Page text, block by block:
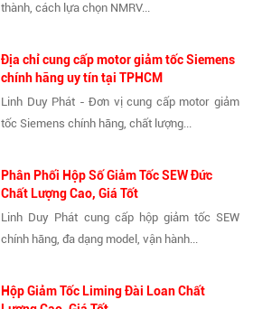
thành, cách lựa chọn NMRV...
Địa chỉ cung cấp motor giảm tốc Siemens
chính hãng uy tín tại TPHCM
Linh Duy Phát - Đơn vị cung cấp motor giảm
tốc Siemens chính hãng, chất lượng...
Phân Phối Hộp Số Giảm Tốc SEW Đức
Chất Lượng Cao, Giá Tốt
Linh Duy Phát cung cấp hộp giảm tốc SEW
chính hãng, đa dạng model, vận hành...
Hộp Giảm Tốc Liming Đài Loan Chất